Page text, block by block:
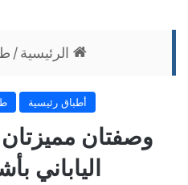
الرئيسية/
أطباق رئيسية
وصفتان
الياباني